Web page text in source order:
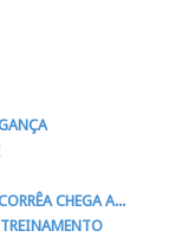
CHEGA A...